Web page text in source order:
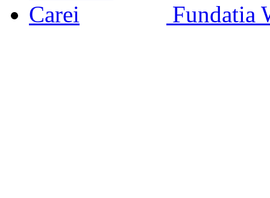
Fundatia